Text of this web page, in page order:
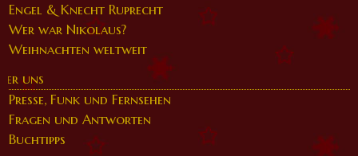
Engel & Knecht Ruprecht
Wer war Nikolaus?
Weihnachten weltweit
uns
Presse, Funk und Fernsehen
Fragen und Antworten
Buchtipps